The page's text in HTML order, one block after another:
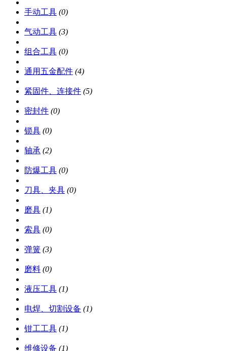
手动工具 (0)
气动工具 (3)
组合工具 (0)
通用五金配件 (4)
紧固件、连接件 (5)
密封件 (0)
锁具 (0)
轴承 (2)
防爆工具 (0)
刀具、夹具 (0)
磨具 (1)
索具 (0)
弹簧 (3)
磨料 (0)
液压工具 (1)
电焊、切割设备 (1)
钳工工具 (1)
维修设备 (1)